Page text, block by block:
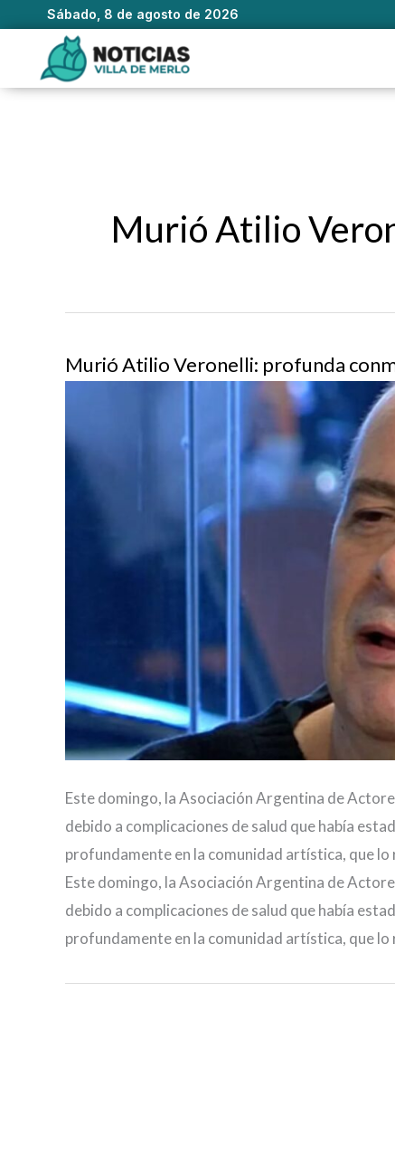
Sábado, 8 de agosto de 2026
contenido
Murió Atilio
Murió Atilio Veronelli: profunda
Este domingo, la Asociación Argentina de
debido a complicaciones de salud que había
profundamente en la comunidad artística, que
Este domingo, la Asociación Argentina de
debido a complicaciones de salud que había
profundamente en la comunidad artística, que